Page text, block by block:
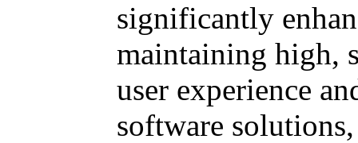
significantly
maintaining high,
user experience
software